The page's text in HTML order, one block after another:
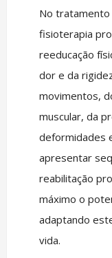
No tratamento
fisioterapia
reeducação
dor e da
movimentos,
muscular, da
deformidades
apresentar
reabilitação
máximo o
adaptando
vida.